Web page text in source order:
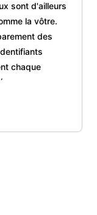
sont d'ailleurs
la vôtre.
des
chaque